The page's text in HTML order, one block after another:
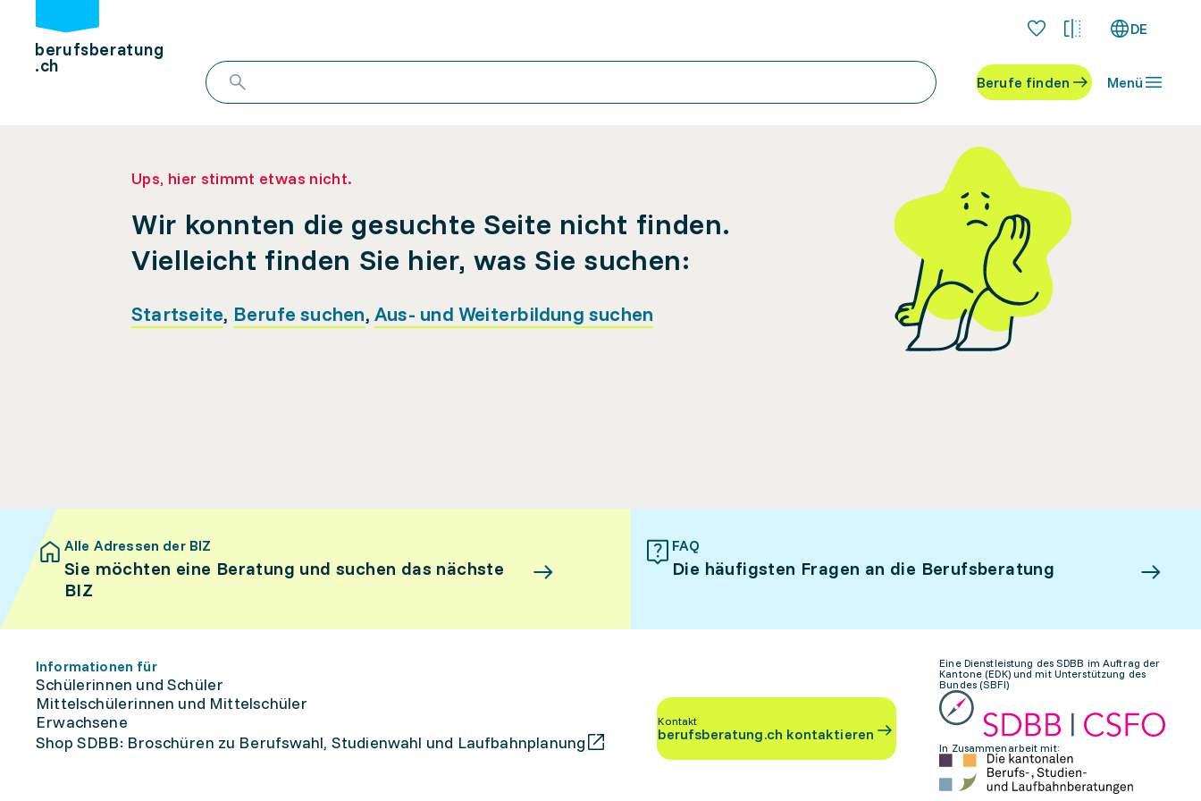
berufsberatung
.ch
DE
Berufe finden Menü
Ups, hier stimmt etwas nicht.
Wir konnten die gesuchte Seite nicht finden.
Vielleicht finden Sie hier, was Sie suchen:
Startseite, Berufe suchen, Aus- und Weiterbildung suchen
Alle Adressen der BIZ
Sie möchten eine Beratung und suchen das nächste
BIZ
FAQ
Die häufigsten Fragen an die Berufsberatung
Informationen für
Schülerinnen und Schüler
Mittelschülerinnen und Mittelschüler
Erwachsene
Shop SDBB: Broschüren zu Berufswahl, Studienwahl und Laufbahnplanung
Kontakt
berufsberatung.ch kontaktieren
Eine Dienstleistung des SDBB im Auftrag der
Kantone (EDK) und mit Unterstützung des
Bundes (SBFI)
In Zusammenarbeit mit: